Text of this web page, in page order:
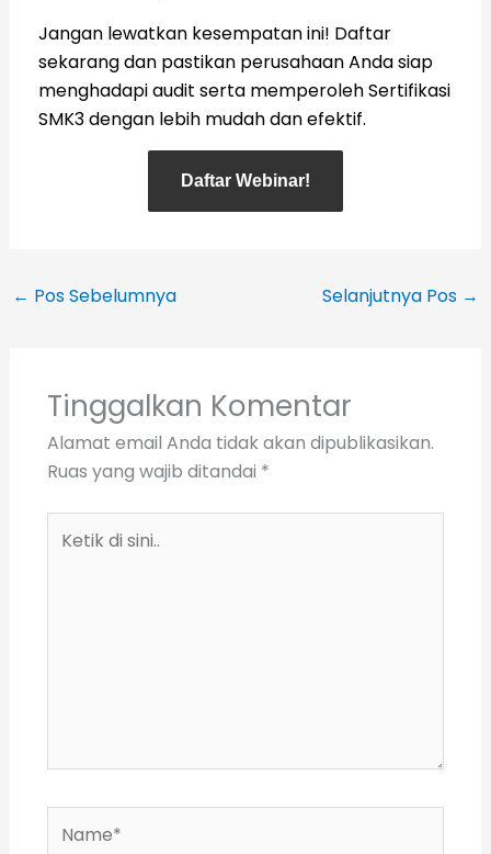
Jangan lewatkan kesempatan ini! Daftar
sekarang dan pastikan perusahaan Anda siap
menghadapi audit serta memperoleh Sertifikasi
SMK3 dengan lebih mudah dan efektif.
Daftar Webinar!
← Pos Sebelumnya Selanjutnya Pos →
Tinggalkan Komentar
Alamat email Anda tidak akan dipublikasikan.
Ruas yang wajib ditandai *